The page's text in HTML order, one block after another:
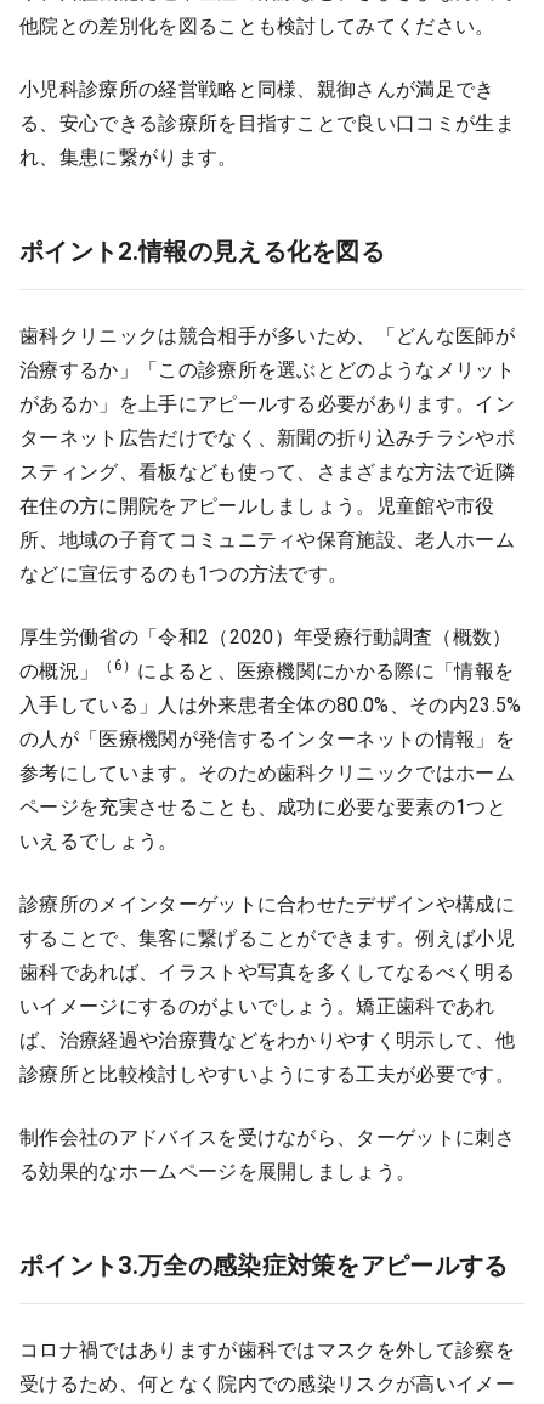
他院との差別化を図ることも検討してみてください。
小児科診療所の経営戦略と同様、親御さんが満足でき
る、安心できる診療所を目指すことで良い口コミが生ま
れ、集患に繋がります。
ポイント2.情報の見える化を図る
歯科クリニックは競合相手が多いため、「どんな医師が
治療するか」「この診療所を選ぶとどのようなメリット
があるか」を上手にアピールする必要があります。イン
ターネット広告だけでなく、新聞の折り込みチラシやポ
スティング、看板なども使って、さまざまな方法で近隣
在住の方に開院をアピールしましょう。児童館や市役
所、地域の子育てコミュニティや保育施設、老人ホーム
などに宣伝するのも1つの方法です。
厚生労働省の「令和2（2020）年受療行動調査（概数）
の概況」
（6） によると、医療機関にかかる際に「情報を
入手している」人は外来患者全体の80.0%、その内23.5%
の人が「医療機関が発信するインターネットの情報」を
参考にしています。そのため歯科クリニックではホーム
ページを充実させることも、成功に必要な要素の1つと
いえるでしょう。
診療所のメインターゲットに合わせたデザインや構成に
することで、集客に繋げることができます。例えば小児
歯科であれば、イラストや写真を多くしてなるべく明る
いイメージにするのがよいでしょう。矯正歯科であれ
ば、治療経過や治療費などをわかりやすく明示して、他
診療所と比較検討しやすいようにする工夫が必要です。
制作会社のアドバイスを受けながら、ターゲットに刺さ
る効果的なホームページを展開しましょう。
ポイント3.万全の感染症対策をアピールする
コロナ禍ではありますが歯科ではマスクを外して診察を
受けるため、何となく院内での感染リスクが高いイメー